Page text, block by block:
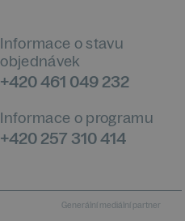
Informace o stavu
objednávek
+420 461 049 232
Informace o programu
+420 257 310 414
Generální mediální partner